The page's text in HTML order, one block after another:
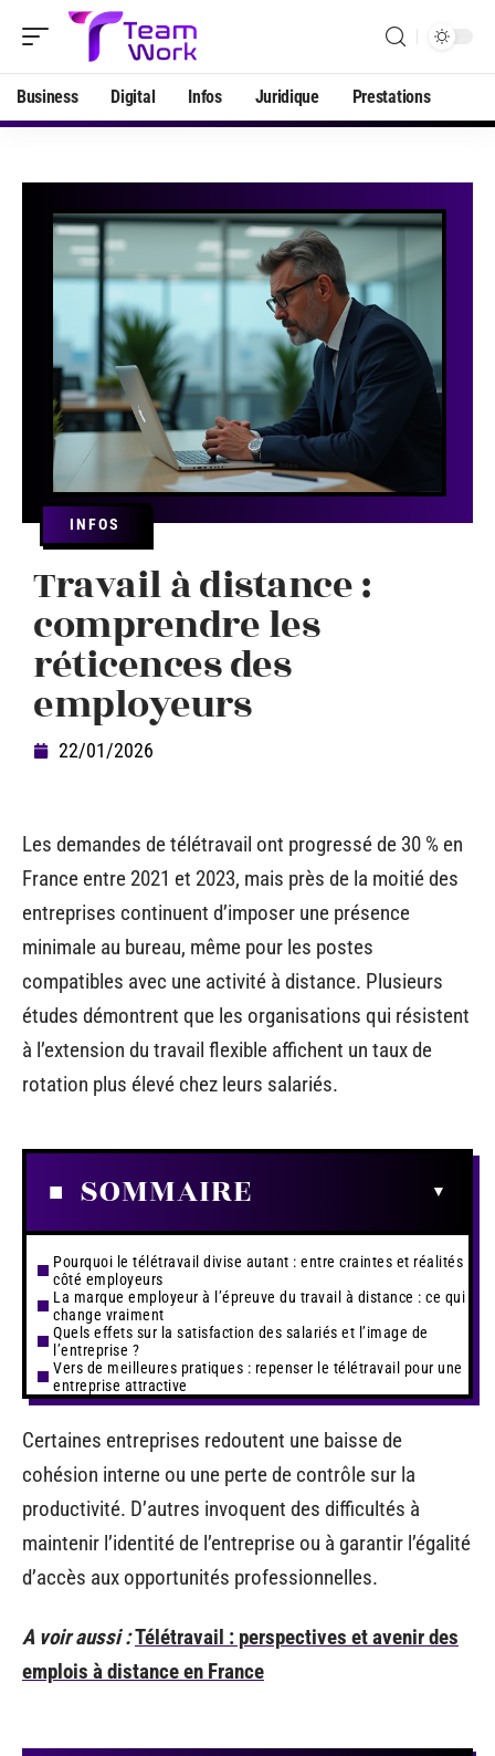
Business Digital Infos Juridique Prestations
INFOS
Travail à distance :
comprendre les
réticences des
employeurs
22/01/2026
Les demandes de télétravail ont progressé de 30 % en
France entre 2021 et 2023, mais près de la moitié des
entreprises continuent d’imposer une présence
minimale au bureau, même pour les postes
compatibles avec une activité à distance. Plusieurs
études démontrent que les organisations qui résistent
à l’extension du travail flexible affichent un taux de
rotation plus élevé chez leurs salariés.
SOMMAIRE
Pourquoi le télétravail divise autant : entre craintes et réalités
côté employeurs
La marque employeur à l’épreuve du travail à distance : ce qui
change vraiment
Quels effets sur la satisfaction des salariés et l’image de
l’entreprise ?
Vers de meilleures pratiques : repenser le télétravail pour une
entreprise attractive
Certaines entreprises redoutent une baisse de
cohésion interne ou une perte de contrôle sur la
productivité. D’autres invoquent des difficultés à
maintenir l’identité de l’entreprise ou à garantir l’égalité
d’accès aux opportunités professionnelles.
A voir aussi :Télétravail : perspectives et avenir des
emplois à distance en France